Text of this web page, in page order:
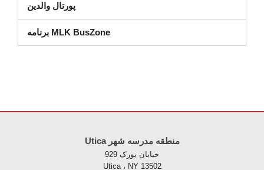
پورتال والدین
برنامه MLK BusZone
Utica منطقه مدرسه شهر
خیابان یورک 929
Utica ، NY 13502